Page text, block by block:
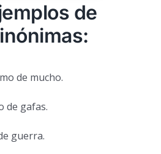
de
de mucho.
de gafas.
guerra.